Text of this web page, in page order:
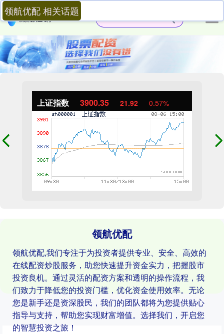
上证指数 3900.35 21.92 0.57%
领航优配
领航优配,我们专注于为投资者提供专业、安全、高效的
在线配资炒股服务，助您快速提升资金实力，把握股市
投资良机。通过灵活的配资方案和透明的操作流程，我
们致力于降低您的投资门槛，优化资金使用效率。无论
您是新手还是资深股民，我们的团队都将为您提供贴心
指导与支持，帮助您实现财富增值。选择我们，开启您
的智慧投资之旅！
领航优配 相关话题